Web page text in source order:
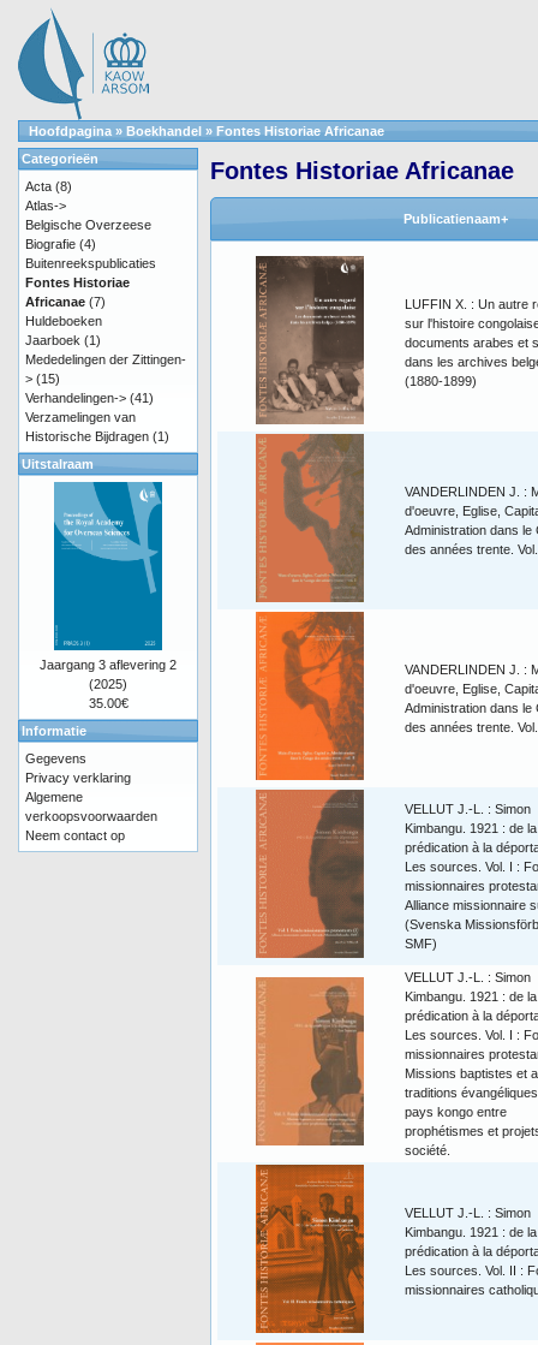
Hoofdpagina » Boekhandel » Fontes Historiae Africanae
Fontes Historiae Africanae
Publicatienaam+
LUFFIN X. : Un autre
sur l'histoire
documents arabes et
dans les archives
(1880-1899)
VANDERLINDEN J. :
d'oeuvre, Eglise,
Administration dans le
des années trente.
VANDERLINDEN J. :
d'oeuvre, Eglise,
Administration dans le
des années trente.
VELLUT J.-L. : Simon
Kimbangu. 1921 : de la
prédication à la
Les sources. Vol. I :
missionnaires
Alliance missionnaire
(Svenska
SMF)
VELLUT J.-L. : Simon
Kimbangu. 1921 : de la
prédication à la
Les sources. Vol. I :
missionnaires
Missions baptistes et
traditions
pays kongo entre
prophétismes et
société.
VELLUT J.-L. : Simon
Kimbangu. 1921 : de la
prédication à la
Les sources. Vol. II :
missionnaires
Categorieën
Acta (8)
Atlas->
Belgische Overzeese
Biografie (4)
Buitenreekspublicaties
Fontes Historiae
Africanae (7)
Huldeboeken
Jaarboek (1)
Mededelingen der Zittingen-
> (15)
Verhandelingen-> (41)
Verzamelingen van
Historische Bijdragen (1)
Uitstalraam
Jaargang 3 aflevering 2
(2025)
35.00€
Informatie
Gegevens
Privacy verklaring
Algemene
verkoopsvoorwaarden
Neem contact op